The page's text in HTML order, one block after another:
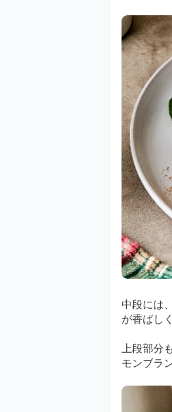
中段には
が香ばし
上段部分
モンブラ